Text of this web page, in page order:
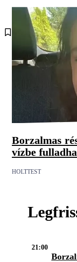
Borzalmas
vízbe
HOLTTEST
21:00